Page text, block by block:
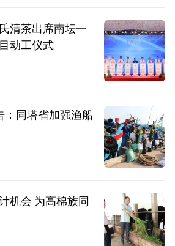
清茶出席南坛一
动工仪式
：同塔省加强渔船
机会 为高棉族同